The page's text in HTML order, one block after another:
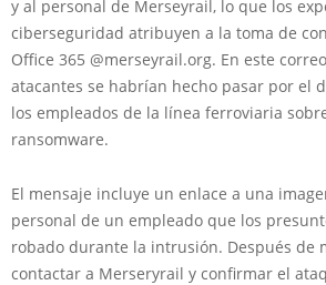
y al personal de Merseyrail, lo que los
ciberseguridad atribuyen a la toma de
Office 365 @merseyrail.org. En este
atacantes se habrían hecho pasar por el
los empleados de la línea ferroviaria
ransomware.
El mensaje incluye un enlace a una
personal de un empleado que los
robado durante la intrusión. Después de
contactar a Merseryrail y confirmar el